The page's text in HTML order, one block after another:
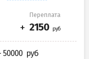
Переплата
50000